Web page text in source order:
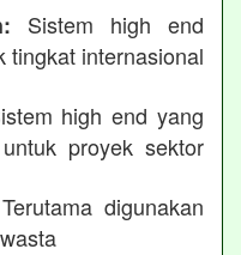
Sistem high end
tingkat internasional
high end yang
proyek sektor
Terutama digunakan